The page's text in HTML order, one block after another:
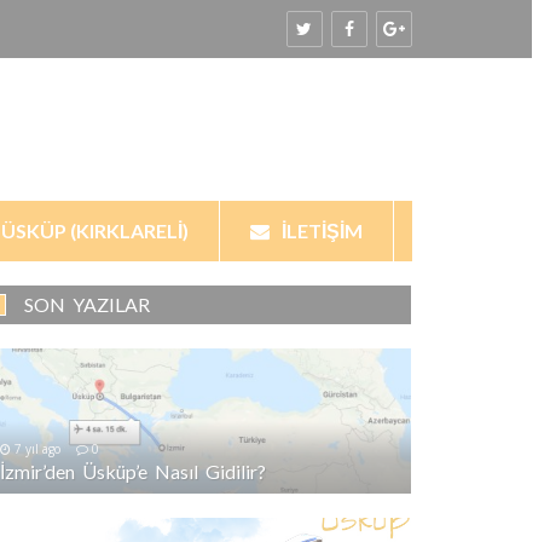
ÜSKÜP (KIRKLARELI) İLETIŞIM
SON YAZILAR
7 yıl ago 0
İzmir’den Üsküp’e Nasıl Gidilir?